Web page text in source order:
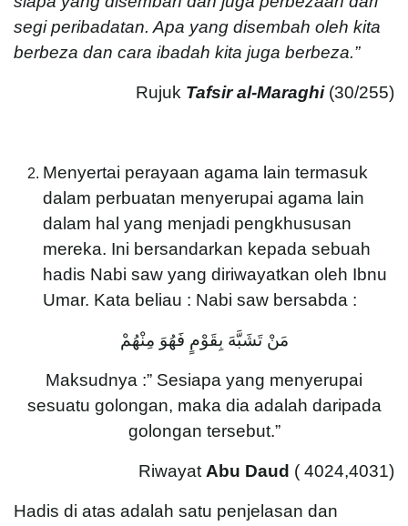
segi peribadatan. Apa yang disembah oleh kita
berbeza dan cara ibadah kita juga berbeza.”
Rujuk Tafsir al-Maraghi(30/255)
Menyertai perayaan agama lain termasuk
dalam perbuatan menyerupai agama lain
dalam hal yang menjadi pengkhususan
mereka. Ini bersandarkan kepada sebuah
hadis Nabi saw yang diriwayatkan oleh Ibnu
Umar. Kata beliau : Nabi saw bersabda :
مَنْ تَشَبَّهَ بِقَوْمٍ فَهُوَ مِنْهُمْ
Maksudnya :” Sesiapa yang menyerupai
sesuatu golongan, maka dia adalah daripada
golongan tersebut.”
Riwayat Abu Daud ( 4024,4031)
Hadis di atas adalah satu penjelasan dan